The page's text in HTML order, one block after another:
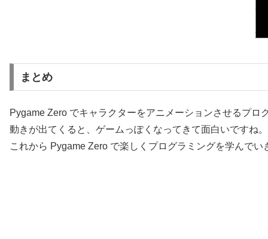
まとめ
Pygame Zero でキャラクターをアニメーションさせるプロ
動きが出てくると、ゲームっぽくなってきて面白いですね。
これから Pygame Zero で楽しくプログラミングを学んでい